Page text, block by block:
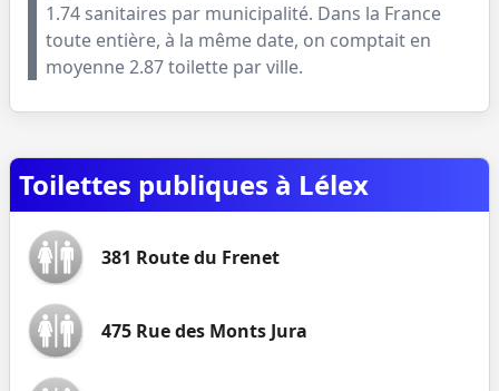
1.74 sanitaires par municipalité. Dans la France
toute entière, à la même date, on comptait en
moyenne2.87toilette par ville.
Toilettes publiques à Lélex
381 Route du Frenet
475 Rue des Monts Jura